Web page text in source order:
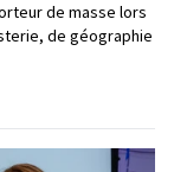
de masse lors
de géographie